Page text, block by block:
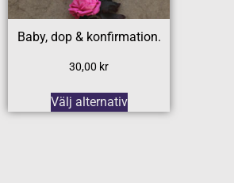
Baby, dop & konfirmation.
30,00 kr
Välj alternativ